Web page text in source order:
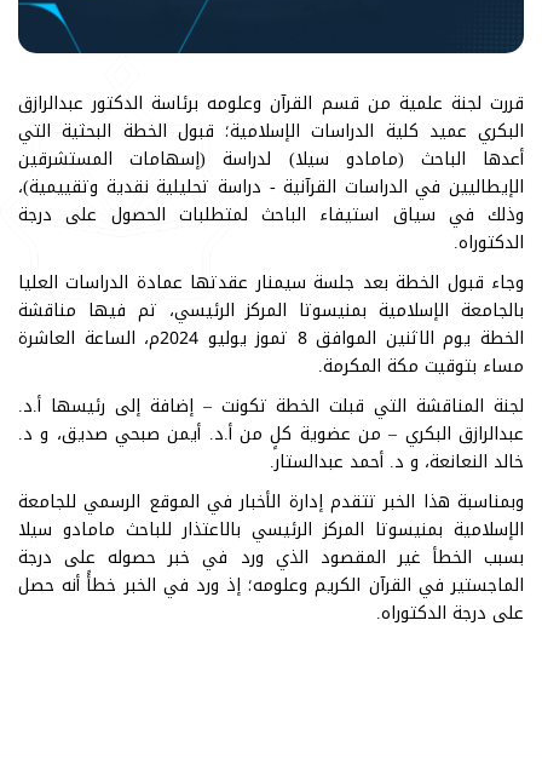
قررت لجنة علمية من قسم القرآن وعلومه برئاسة الدكتور عبدالرازق
البكري عميد كلية الدراسات الإسلامية؛ قبول الخطة البحثية التي
أعدها الباحث (مامادو سيلا) لدراسة (إسهامات المستشرقين
الإيطاليين في الدراسات القرآنية - دراسة تحليلية نقدية وتقييمية)،
وذلك في سياق استيفاء الباحث لمتطلبات الحصول على درجة
الدكتوراه.
وجاء قبول الخطة بعد جلسة سيمنار عقدتها عمادة الدراسات العليا
بالجامعة الإسلامية بمنيسوتا المركز الرئيسي، تم فيها مناقشة
الخطة يوم الاثنين الموافق 8 تموز يوليو 2024م، الساعة العاشرة
مساء بتوقيت مكة المكرمة.
لجنة المناقشة التي قبلت الخطة تكونت – إضافة إلى رئيسها أ.د.
عبدالرازق البكري – من عضوية كلٍ من أ.د. أيمن صبحي صديق، و د.
خالد النعانعة، و د. أحمد عبدالستار.
وبمناسبة هذا الخبر تتقدم إدارة الأخبار في الموقع الرسمي للجامعة
الإسلامية بمنيسوتا المركز الرئيسي بالاعتذار للباحث مامادو سيلا
بسبب الخطأ غير المقصود الذي ورد في خبر حصوله على درجة
الماجستير في القرآن الكريم وعلومه؛ إذ ورد في الخبر خطأً أنه حصل
على درجة الدكتوراه.